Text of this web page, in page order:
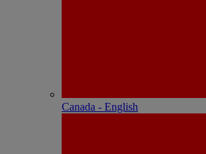
Canada - English